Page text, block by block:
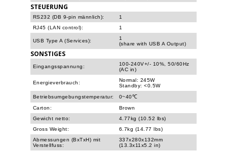
STEUERUNG
RS232 (DB 9-pin männlich):
1
RJ45 (LAN control):
1
USB Type A (Services):
1
(share with USB A Output)
SONSTIGES
Eingangsspannung:
100-240V+/- 10%, 50/60Hz
(AC in)
Energieverbrauch:
Normal: 245W
Standby: <0.5W
Betriebsumgebungstemperatur:
0~40℃
Carton:
Brown
Gewicht netto:
4.77kg (10.52 lbs)
Gross Weight:
6.7kg (14.77 lbs)
Abmessungen (BxTxH) mit
Verstellfuss:
337x280x132mm
(13.3x11x5.2 in)